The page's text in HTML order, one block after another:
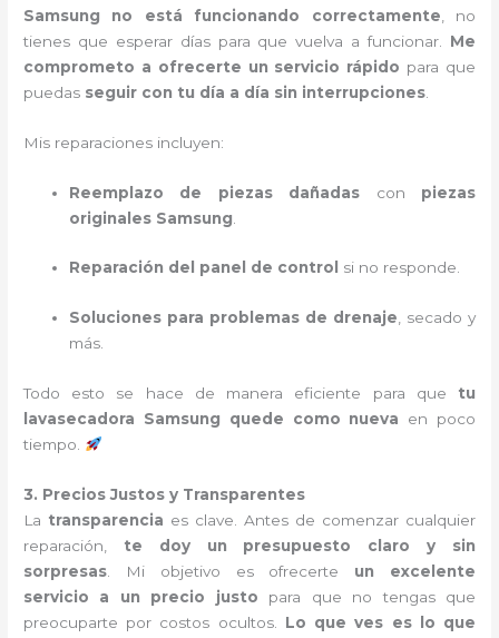
Samsung no está funcionando correctamente , no
tienes que esperar días para que vuelva a funcionar. Me
comprometo a ofrecerte un servicio rápido para que
puedas seguir con tu día a día sin interrupciones
Mis reparaciones incluyen:
Reemplazo de piezas dañadas con piezas
originales Samsung
Reparación del panel de control si no responde.
Soluciones para problemas de drenaje, secado y
más.
Todo esto se hace de manera eficiente para que tu
lavasecadora Samsung quede como nueva en poco
tiempo.
3. Precios Justos y Transparentes
La transparencia es clave. Antes de comenzar cualquier
reparación, te doy un presupuesto claro y sin
sorpresas . Mi objetivo es ofrecerte un excelente
servicio a un precio justo para que no tengas que
preocuparte por costos ocultos. Lo que ves es lo que